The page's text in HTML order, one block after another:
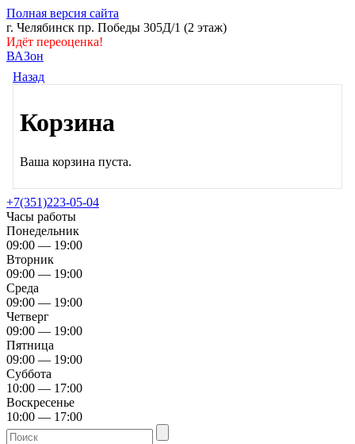
Полная версия сайта
г. Челябинск пр. Победы 305Д/1 (2 этаж)
Идёт переоценка!
ВАЗон
Назад
Корзина
Ваша корзина пуста.
+7(351)223-05-04
Часы работы
Понедельник
09:00 — 19:00
Вторник
09:00 — 19:00
Среда
09:00 — 19:00
Четверг
09:00 — 19:00
Пятница
09:00 — 19:00
Суббота
10:00 — 17:00
Воскресенье
10:00 — 17:00